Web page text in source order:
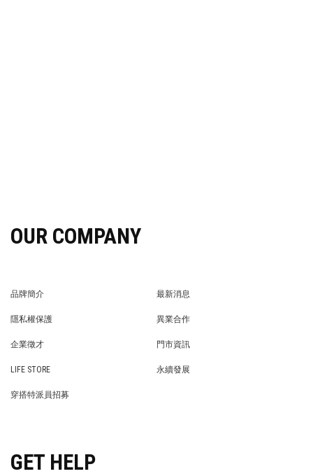
OUR COMPANY
品牌簡介
最新消息
隱私權保護
異業合作
企業徵才
門市資訊
LIFE STORE
永續發展
穿搭特派員招募
GET HELP